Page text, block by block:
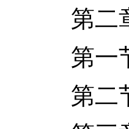
第二
第一
第二节